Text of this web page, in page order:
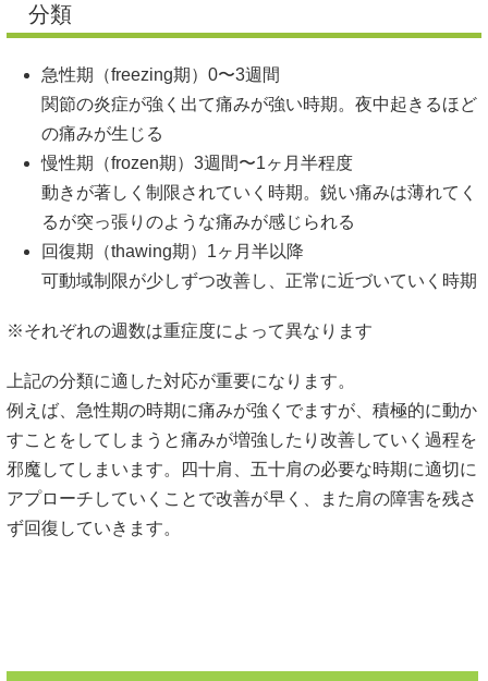
分類
急性期（freezing期）0〜3週間
関節の炎症が強く出て痛みが強い時期。夜中起きるほど
の痛みが生じる
慢性期（frozen期）3週間〜1ヶ月半程度
動きが著しく制限されていく時期。鋭い痛みは薄れてく
るが突っ張りのような痛みが感じられる
回復期（thawing期）1ヶ月半以降
可動域制限が少しずつ改善し、正常に近づいていく時期
※それぞれの週数は重症度によって異なります
上記の分類に適した対応が重要になります。
例えば、急性期の時期に痛みが強くでますが、積極的に動か
すことをしてしまうと痛みが増強したり改善していく過程を
邪魔してしまいます。四十肩、五十肩の必要な時期に適切に
アプローチしていくことで改善が早く、また肩の障害を残さ
ず回復していきます。